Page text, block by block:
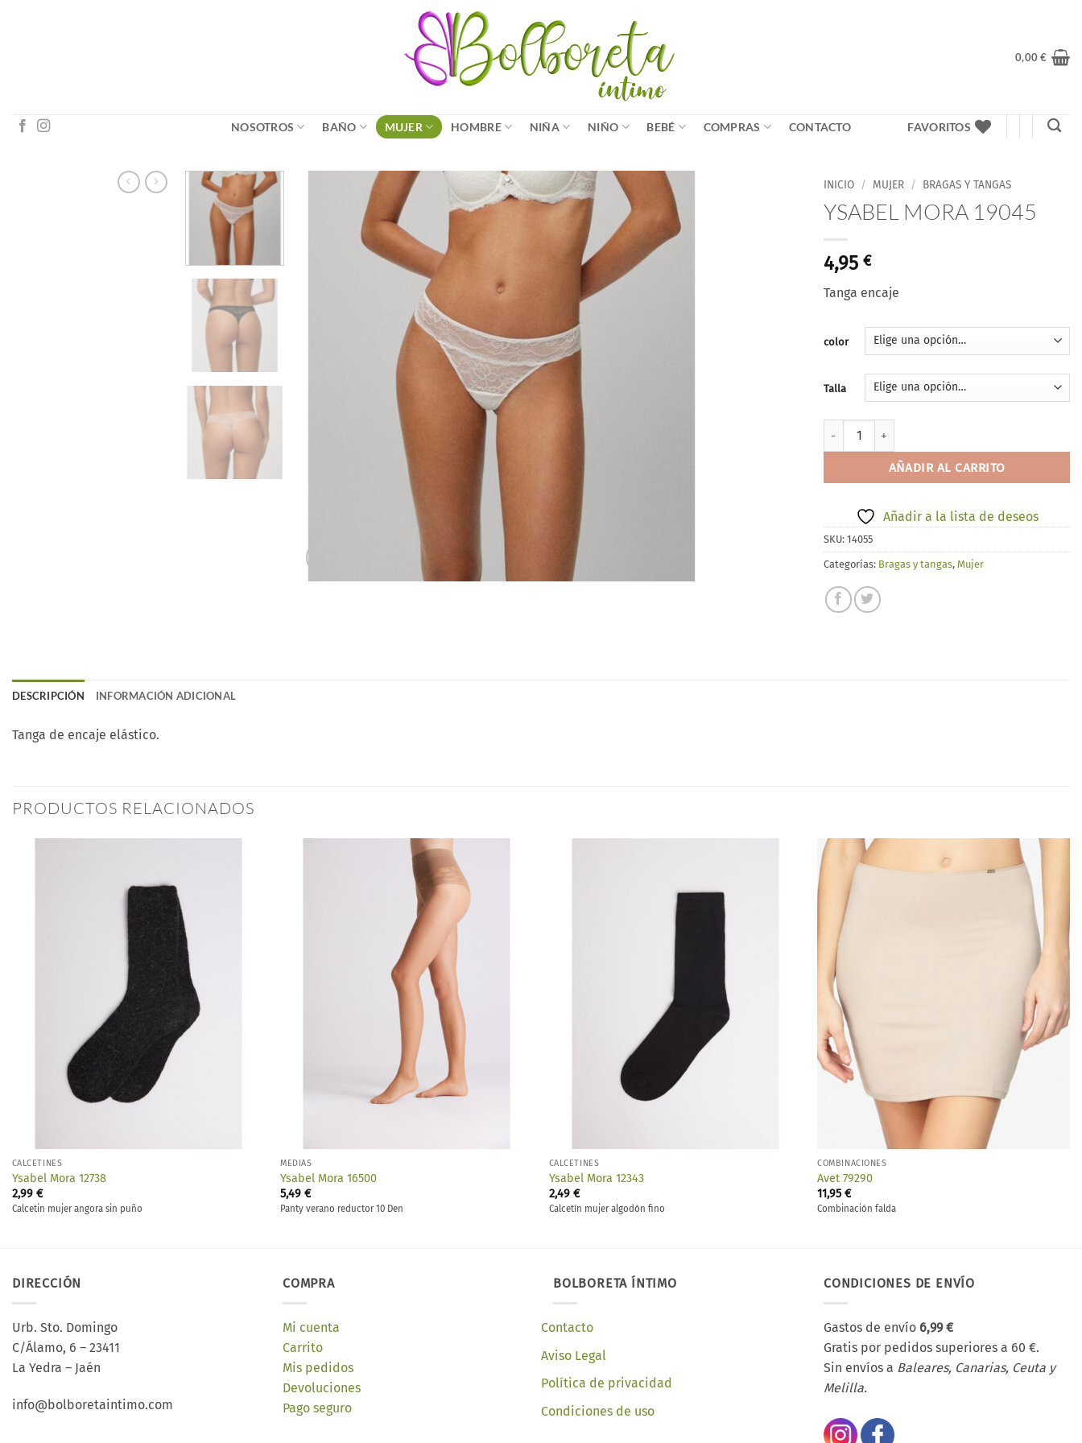
0,00€
NOSOTROS BAÑO MUJER HOMBRE NIÑA NIÑO BEBÉ COMPRAS CONTACTO FAVORITOS
INICIO / MUJER / BRAGAS Y TANGAS
YSABEL MORA 19045
4,95 €
Tanga encaje
color
Talla
YSABEL MORA 19045 cantidad
AÑADIR AL CARRITO
Añadir a la lista de deseos
SKU: 14055
Categorías: Bragas y tangas, Mujer
DESCRIPCIÓN INFORMACIÓN ADICIONAL
Tanga de encaje elástico.
PRODUCTOS RELACIONADOS
CALCETINES
Ysabel Mora 12738
2,99 €
Calcetin mujer angora sin puño
MEDIAS
Ysabel Mora 16500
5,49€
Panty verano reductor 10 Den
CALCETINES
Ysabel Mora 12343
2,49 €
Calcetín mujer algodón fino
Añadir
a la
lista
deseos
COMBINACIONES
Avet 79290
11,95€
Combinación falda
DIRECCIÓN
Urb. Sto. Domingo
C/Álamo, 6 – 23411
La Yedra – Jaén
info@bolboretaintimo.com
COMPRA
Mi cuenta
Carrito
Mis pedidos
Devoluciones
Pago seguro
BOLBORETA ÍNTIMO
Contacto
Aviso Legal
Política de privacidad
Condiciones de uso
CONDICIONES DE ENVÍO
Gastos de envío 6,99 €
Gratis por pedidos superiores a 60 €.
Sin envíos a Baleares, Canarias, Ceuta y
Melilla.